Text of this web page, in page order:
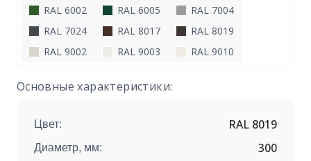
RAL 6002
RAL 6005
RAL 7004
RAL 7024
RAL 8017
RAL 8019
RAL 9002
RAL 9003 RAL 9010
Основные характеристики:
Цвет: RAL 8019
Диаметр, мм: 300